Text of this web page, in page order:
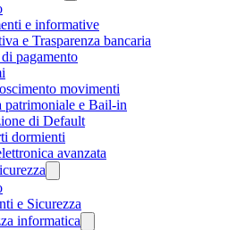
e informative
e Trasparenza bancaria
pagamento
movimenti
patrimoniale e Bail-in
di Default
dormienti
avanzata
e Sicurezza
informatica